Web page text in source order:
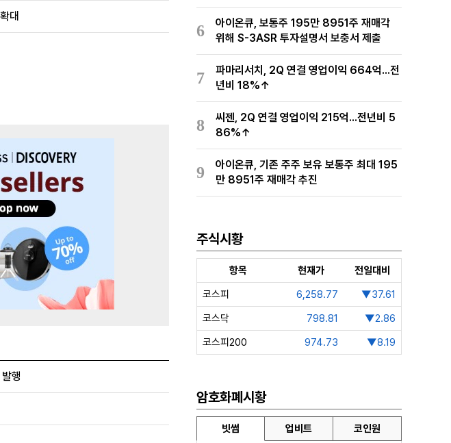
대
행
6
아이온큐, 보통주 195만 8951주 재매각
위해 S-3ASR 투자설명서 보충서 제출
7
파마리서치, 2Q 연결 영업이익 664억...전
년비 18%↑
8
씨젠, 2Q 연결 영업이익 215억...전년비 5
86%↑
9
아이온큐, 기존 주주 보유 보통주 최대 195
만 8951주 재매각 추진
주식시황
항목 현재가
전일대비
코스피
6,258.77
▼37.61
코스닥
798.81
▼2.86
코스피200
974.73 ▼8.19
암호화폐시황
빗썸 업비트 코인원